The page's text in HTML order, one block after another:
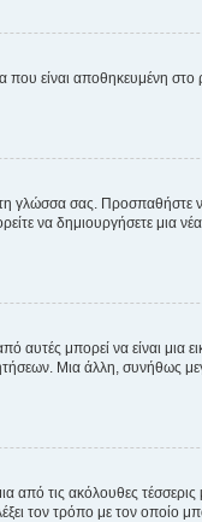
που είναι αποθηκευμένη
γλώσσα σας. Προσπαθήστε
να δημιουργήσετε μια
μπορεί να είναι μια
Μια άλλη, συνήθως
από τις ακόλουθες
τον τρόπο με τον οποίο